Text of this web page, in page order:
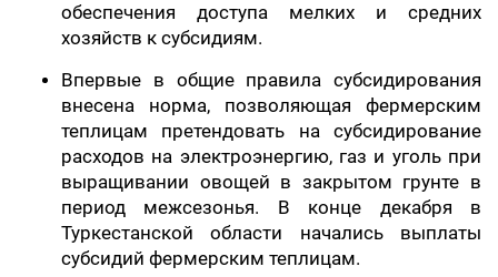
обеспечения доступа мелких и средних
хозяйств к субсидиям.
Впервые в общие правила субсидирования
внесена норма, позволяющая фермерским
теплицам претендовать на субсидирование
расходов на электроэнергию, газ и уголь при
выращивании овощей в закрытом грунте в
период межсезонья. В конце декабря в
Туркестанской области начались выплаты
субсидий фермерским теплицам.